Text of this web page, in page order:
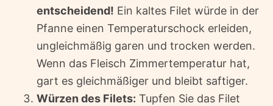
entscheidend! Ein kaltes Filet würde in der
Pfanne einen Temperaturschock erleiden,
ungleichmäßig garen und trocken werden.
Wenn das Fleisch Zimmertemperatur hat,
gart es gleichmäßiger und bleibt saftiger.
Würzen des Filets: Tupfen Sie das Filet